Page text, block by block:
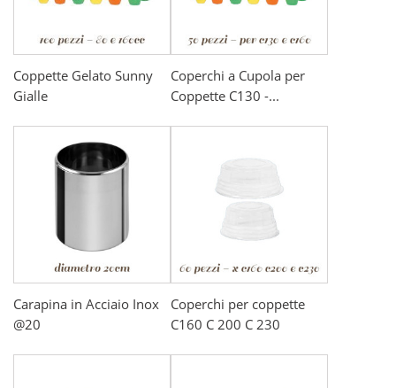
Coppette Gelato Sunny
Gialle
Coperchi a Cupola per
Coppette C130 -...
Carapina in Acciaio Inox
@20
Coperchi per coppette
C160 C 200 C 230